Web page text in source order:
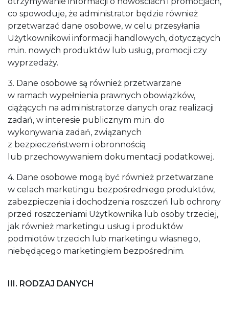
co spowoduje, że administrator będzie również
przetwarzać dane osobowe, w celu przesyłania
Użytkownikowi informacji handlowych, dotyczących
m.in. nowych produktów lub usług, promocji czy
wyprzedaży.
3. Dane osobowe są również przetwarzane
w ramach wypełnienia prawnych obowiązków,
ciążących na administratorze danych oraz realizacji
zadań, w interesie publicznym m.in. do
wykonywania zadań, związanych
z bezpieczeństwem i obronnością
lub przechowywaniem dokumentacji podatkowej.
4. Dane osobowe mogą być również przetwarzane
w celach marketingu bezpośredniego produktów,
zabezpieczenia i dochodzenia roszczeń lub ochrony
przed roszczeniami Użytkownika lub osoby trzeciej,
jak również marketingu usług i produktów
podmiotów trzecich lub marketingu własnego,
niebędącego marketingiem bezpośrednim.
III. RODZAJ DANYCH